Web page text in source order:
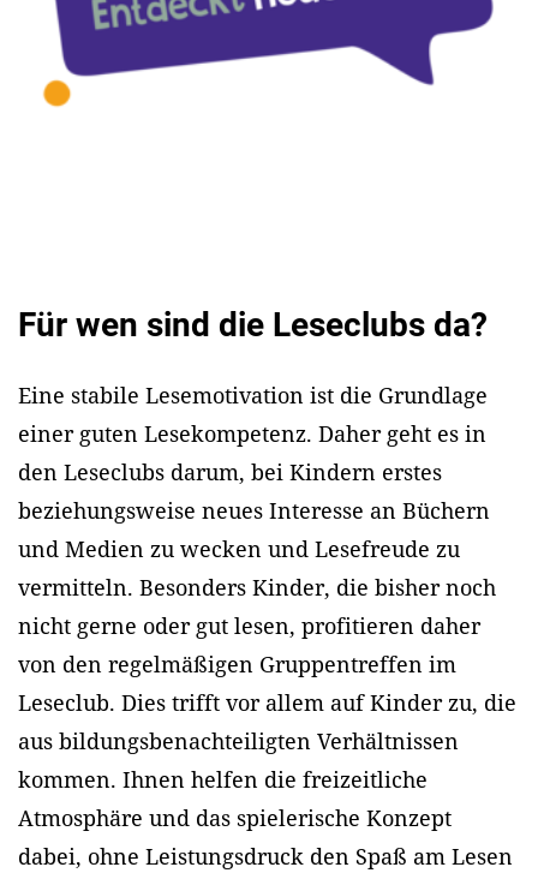
Für wen sind die Leseclubs da?
Eine stabile Lesemotivation ist die Grundlage
einer guten Lesekompetenz. Daher geht es in
den Leseclubs darum, bei Kindern erstes
beziehungsweise neues Interesse an Büchern
und Medien zu wecken und Lesefreude zu
vermitteln. Besonders Kinder, die bisher noch
nicht gerne oder gut lesen, profitieren daher
von den regelmäßigen Gruppentreffen im
Leseclub. Dies trifft vor allem auf Kinder zu, die
aus bildungsbenachteiligten Verhältnissen
kommen. Ihnen helfen die freizeitliche
Atmosphäre und das spielerische Konzept
dabei, ohne Leistungsdruck den Spaß am Lesen